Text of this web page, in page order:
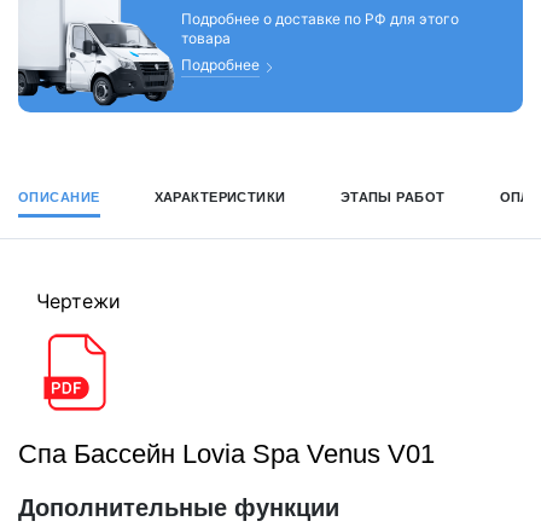
Подробнее о доставке по РФ для этого
товара
Подробнее
ОПИСАНИЕ ХАРАКТЕРИСТИКИ ЭТАПЫ РАБОТ
Чертежи
Спа Бассейн Lovia Spa Venus V01
Дополнительные функции